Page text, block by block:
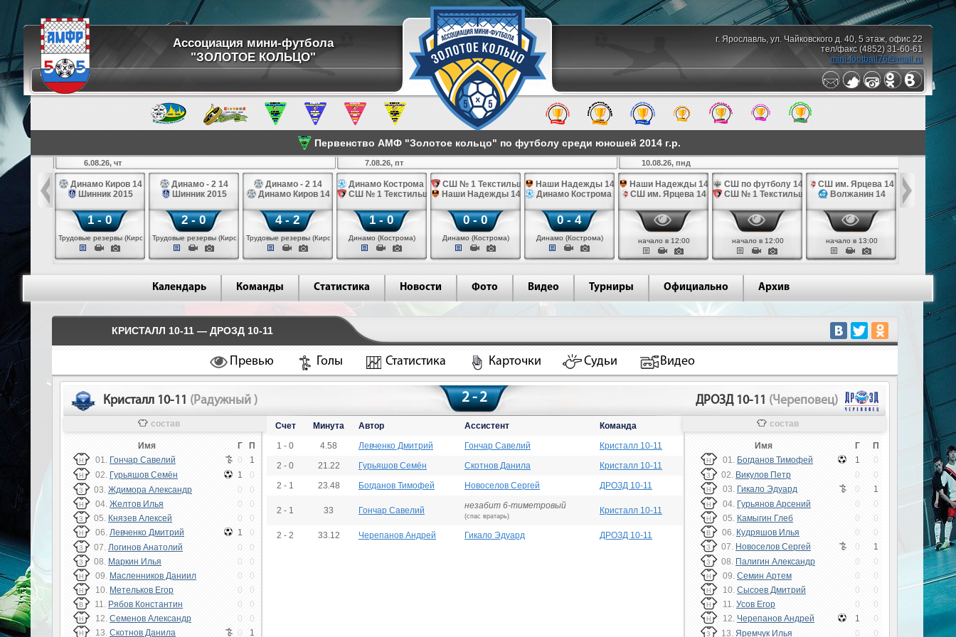
Ассоциация мини-футбола
"ЗОЛОТОЕ КОЛЬЦО"
г. Ярославль, ул. Чайковского д. 40, 5 этаж, офис 22
тел/факс (4852) 31-60-61
mini-football76@mail.ru
Первенство АМФ "Золотое кольцо" по футболу среди юношей 2014 г.р.
белые 14
6.08.26, чт
Динамо Киров 14
Шинник 2015
1 - 0
Трудовые резервы (Киров)
Динамо - 2 14
Шинник 2015
2 - 0
Трудовые резервы (Киров)
Динамо - 2 14
Динамо Киров 14
4 - 2
Трудовые резервы (Киров)
7.08.26, пт
Динамо Кострома 14
СШ № 1 Текстильщик 14
1 - 0
Динамо (Кострома)
СШ № 1 Текстильщик 14
Наши Надежды 14
0 - 0
Динамо (Кострома)
Наши Надежды 14
Динамо Кострома 14
0 - 4
Динамо (Кострома)
10.08.26, пнд
Наши Надежды 14
СШ им. Ярцева 14
начало в 12:00
СШ по футболу 14
СШ № 1 Текстильщик 14
начало в 12:00
СШ им. Ярцева 14
Волжанин 14
начало в 13:00
Календарь Команды Статистика Новости Фото Видео Турниры Официально Архив
КРИСТАЛЛ 10-11 — ДРОЗД 10-11
Превью Голы Статистика Карточки Судьи Видео
Кристалл 10-11 (Радужный ) 2 - 2 ДРОЗД 10-11 (Череповец)
состав
Имя Г П
Н 01. Гончар Савелий 0 1
Н 02. Гурьяшов Семён 1 0
З 03. Ждимора Александр 0 0
Н 04. Желтов Илья 0 0
З 05. Князев Алексей 0 0
Н 06. Левченко Дмитрий 1 0
З 07. Логинов Анатолий 0 0
З 08. Маркин Илья 0 0
Н 09. Масленников Даниил 0 0
Н 10. Метельков Егор 0 0
В 11. Рябов Константин 0 0
Н 12. Семенов Александр 0 0
Н 13. Скотнов Данила 0 1
Счет Минута Автор Ассистент
Команда
1 - 0
4.58 Левченко Дмитрий Гончар Савелий
Кристалл 10-11
2 - 0
21.22 Гурьяшов Семён Скотнов Данила
Кристалл 10-11
2 - 1
23.48 Богданов Тимофей Новоселов Сергей ДРОЗД 10-11
2 - 1 33 Гончар Савелий незабит 6-тиметровый
(спас вратарь)
Кристалл 10-11
2 - 2 33.12 Черепанов Андрей Гикало Эдуард ДРОЗД 10-11
состав
Имя Г П
Н 01. Богданов Тимофей 1 0
З 02. Викулов Петр 0 0
Н 03. Гикало Эдуард 0 1
Н 04. Гурьянов Арсений 0 0
Н 05. Камыгин Глеб 0 0
В 06. Кудряшов Илья 0 0
З 07. Новоселов Сергей 0 1
З 08. Палигин Александр 0 0
Н 09. Семин Артем 0 0
Н 10. Сысоев Дмитрий 0 0
Н 11. Усов Егор 0 0
Н 12. Черепанов Андрей 1 0
З 13. Яремчук Илья 0 0